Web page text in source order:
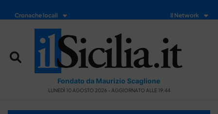
Cronache locali Il Network
Fondato da Maurizio Scaglione
LUNEDÌ 10 AGOSTO 2026 - AGGIORNATO ALLE 19:44